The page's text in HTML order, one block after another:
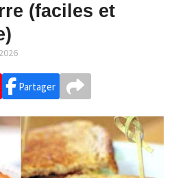
(faciles et
Partager